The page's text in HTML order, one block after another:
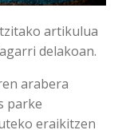
artikulua
delakoan.
arabera
parke
eraikitzen